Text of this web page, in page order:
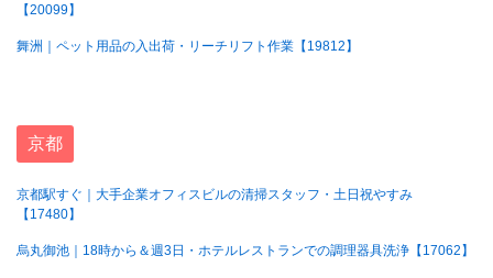
【20099】
舞洲｜ペット用品の入出荷・リーチリフト作業【19812】
京都
京都駅すぐ｜大手企業オフィスビルの清掃スタッフ・土日祝やすみ
【17480】
烏丸御池｜18時から＆週3日・ホテルレストランでの調理器具洗浄【17062】